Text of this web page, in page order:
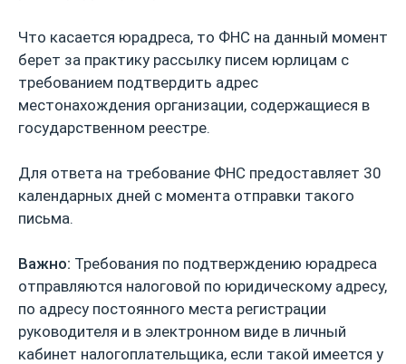
Что касается юрадреса, то ФНС на данный момент
берет за практику рассылку писем юрлицам с
требованием подтвердить адрес
местонахождения организации, содержащиеся в
государственном реестре.
Для ответа на требование ФНС предоставляет 30
календарных дней с момента отправки такого
письма.
Важно: Требования по подтверждению юрадреса
отправляются налоговой по юридическому адресу,
по адресу постоянного места регистрации
руководителя и в электронном виде в личный
кабинет налогоплательщика, если такой имеется у